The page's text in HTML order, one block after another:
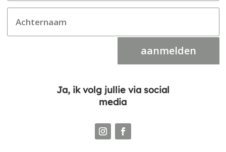
aanmelden
Ja, ik volg jullie via social
media